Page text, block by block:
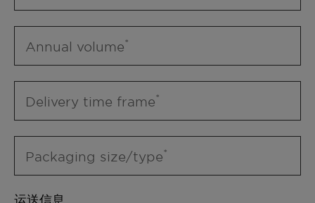
Annual volume
Delivery time frame
Packaging size/type
运送信息